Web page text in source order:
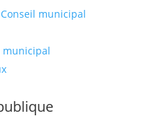
municipal
municipal